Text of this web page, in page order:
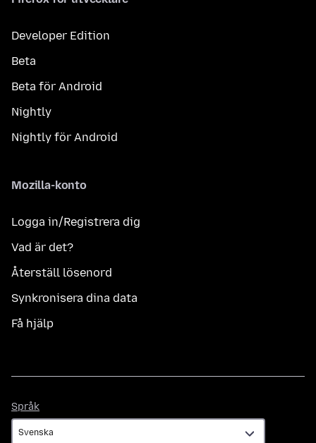
Developer Edition
Beta
Beta för Android
Nightly
Nightly för Android
Mozilla-konto
Logga in/Registrera dig
Vad är det?
Återställ lösenord
Synkronisera dina data
Få hjälp
Språk